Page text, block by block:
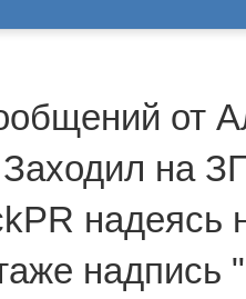
от
на
надеясь
надпись